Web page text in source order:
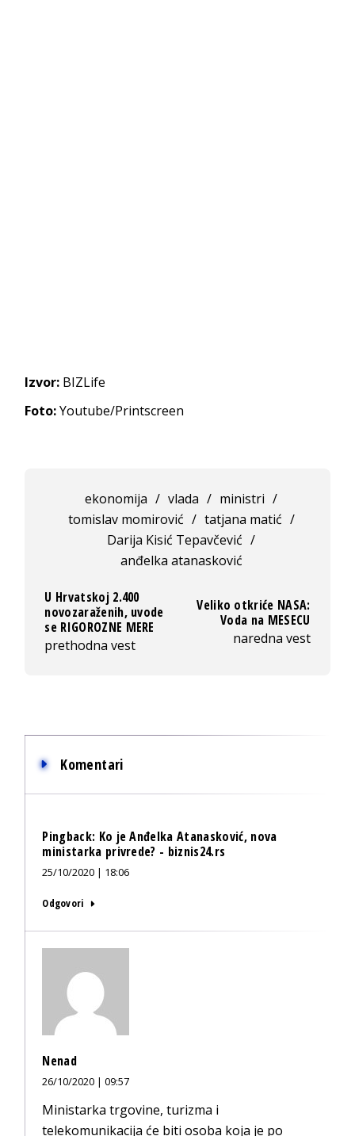
Izvor: BIZLife
Foto:Youtube/Printscreen
ekonomija / vlada / ministri /
tomislav momirović / tatjana matić /
Darija Kisić Tepavčević /
anđelka atanasković
U Hrvatskoj 2.400
novozaraženih, uvode
se RIGOROZNE MERE
prethodna vest
Veliko otkriće NASA:
Voda na MESECU
naredna vest
Komentari
Pingback: Ko je Anđelka Atanasković, nova
ministarka privrede? - biznis24.rs
25/10/2020 | 18:06
Odgovori
Nenad
26/10/2020 | 09:57
Ministarka trgovine, turizma i
telekomunikacija će biti osoba koja je po